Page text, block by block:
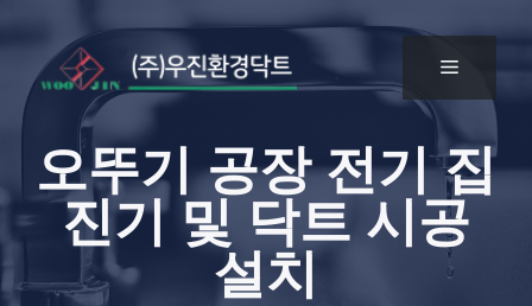
오뚜기 공장 전기 집
진기 및 닥트 시공
설치